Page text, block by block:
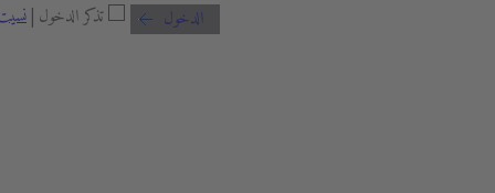
تذكر الدخول | الدخول